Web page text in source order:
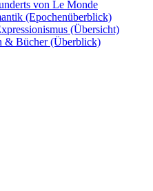
von Le Monde
(Epochenüberblick)
(Übersicht)
& Bücher (Überblick)